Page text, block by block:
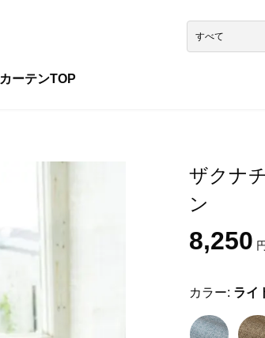
カーテンTOP
ザクナ
ン
8,250
カラー: ライ